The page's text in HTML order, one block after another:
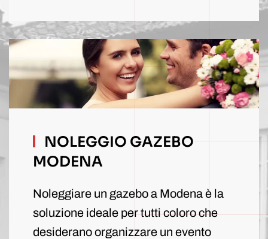
NOLEGGIO GAZEBO
MODENA
Noleggiare un gazebo a Modena è la
soluzione ideale per tutti coloro che
desiderano organizzare un evento